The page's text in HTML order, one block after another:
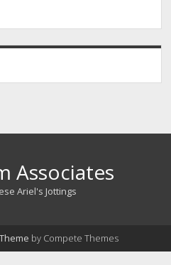
Associates
Ariel's Jottings
by Compete Themes